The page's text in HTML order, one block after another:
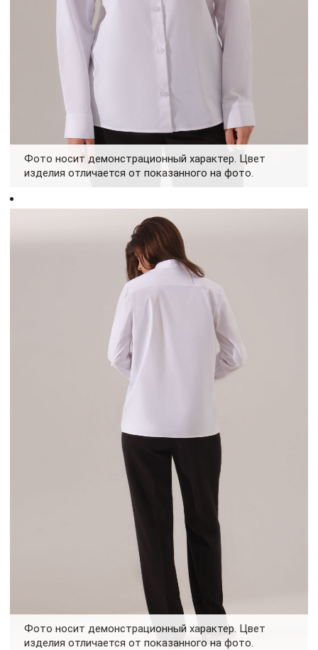
Фото носит демонстрационный характер. Цвет
изделия отличается от показанного на фото.
Фото носит демонстрационный характер. Цвет
изделия отличается от показанного на фото.